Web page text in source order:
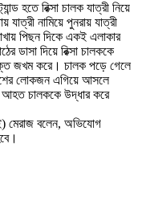
হতে রিক্সা চালক যাত্রী নিয়ে
যাত্রী নামিয়ে পুনরায় যাত্রী
পিছন দিকে একই এলাকার
ডাসা দিয়ে রিক্সা চালককে
জখম করে। চালক পড়ে গেলে
লোকজন এগিয়ে আসলে
আহত চালককে উদ্ধার করে
মেরাজ বলেন, অভিযোগ